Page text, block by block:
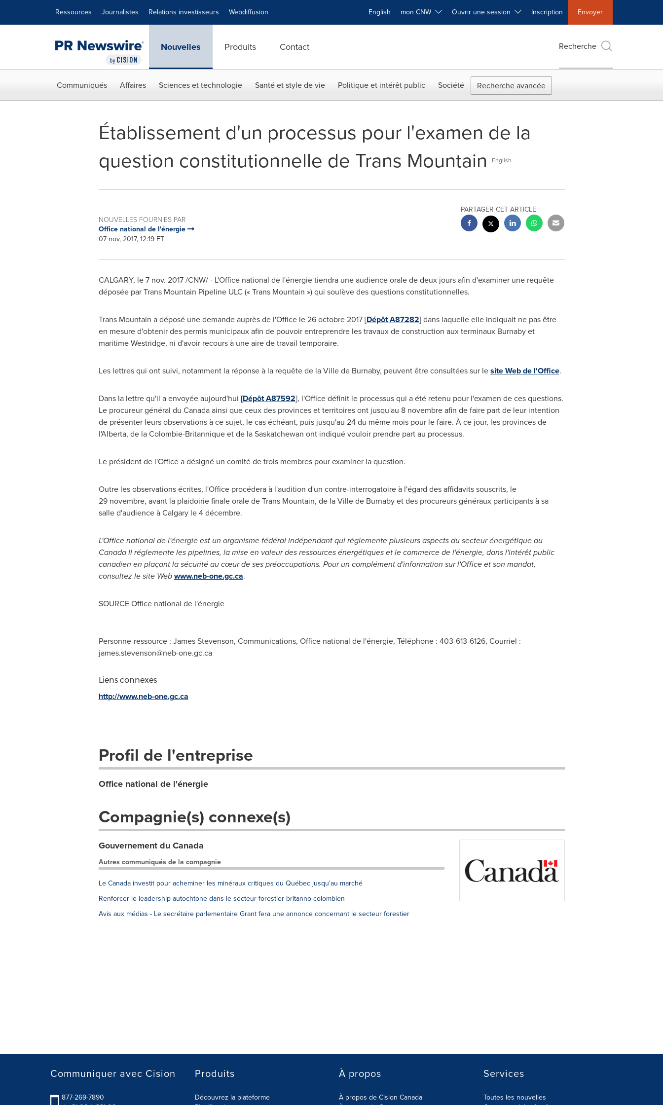
Ressources Journalistes Relations investisseurs Webdiffusion English mon CNW Ouvrir une session Inscription Envoyer
Nouvelles Produits Contact Recherche
Communiqués Affaires Sciences et technologie Santé et style de vie Politique et intérêt public Société Recherche avancée
Établissement d'un processus pour l'examen de la
question constitutionnelle de Trans Mountain
English
NOUVELLES FOURNIES PAR
Office national de l'énergie
07 nov, 2017, 12:19 ET
PARTAGER CET ARTICLE
CALGARY, le 7 nov. 2017 /CNW/ - L'Office national de l'énergie tiendra une audience orale de deux jours afin d'examiner une requête
déposée par Trans Mountain Pipeline ULC (« Trans Mountain ») qui soulève des questions constitutionnelles.
Trans Mountain a déposé une demande auprès de l'Office le 26 octobre 2017 [Dépôt A87282] dans laquelle elle indiquait ne pas être
en mesure d'obtenir des permis municipaux afin de pouvoir entreprendre les travaux de construction aux terminaux Burnaby et
maritime Westridge, ni d'avoir recours à une aire de travail temporaire.
Les lettres qui ont suivi, notamment la réponse à la requête de laVille de Burnaby, peuvent être consultées sur lesite Web de l'Office.
Dans la lettre qu'il a envoyée aujourd'hui [Dépôt A87592], l'Office définit le processus qui a été retenu pour l'examen de ces questions.
Le procureur général du Canadaainsi que ceux des provinces et territoires ont jusqu'au 8 novembre afin de faire part de leur intention
de présenter leurs observations à ce sujet, le cas échéant, puis jusqu'au 24 du même mois pour le faire. À ce jour, les provinces de
l'Alberta, de la Colombie-Britannique et de laSaskatchewan ont indiqué vouloir prendre part au processus.
Le président de l'Office a désigné un comité de trois membres pour examiner la question.
Outre les observations écrites, l'Office procédera à l'audition d'un contre-interrogatoire à l'égard des affidavits souscrits, le
29 novembre, avant la plaidoirie finale orale de Trans Mountain, de laVille de Burnabyet des procureurs généraux participants à sa
salle d'audience àCalgaryle 4 décembre.
L'Office national de l'énergie est un organisme fédéral indépendant qui réglemente plusieurs aspects du secteur énergétique au
Canada Il réglemente les pipelines, la mise en valeur des ressources énergétiques et le commerce de l'énergie, dans l'intérêt public
canadien en plaçant la sécurité au cœur de ses préoccupations. Pour un complément d'information sur l'Office et son mandat,
consultez le site Webwww.neb-one.gc.ca.
SOURCE Office national de l'énergie
Personne-ressource : James Stevenson, Communications, Office national de l'énergie, Téléphone : 403-613-6126, Courriel :
james.stevenson@neb-one.gc.ca
Liens connexes
http://www.neb-one.gc.ca
Profil de l'entreprise
Office national de l'énergie
Compagnie(s) connexe(s)
Gouvernement du Canada
Autres communiqués de la compagnie
Le Canada investit pour acheminer les minéraux critiques du Québec jusqu'au marché
Renforcer le leadership autochtone dans le secteur forestier britanno-colombien
Avis aux médias - Le secrétaire parlementaire Grant fera une annonce concernant le secteur forestier
Communiquer avec Cision
877-269-7890
Produits
Découvrez la plateforme
À propos
À propos de Cision Canada
Services
Toutes les nouvelles